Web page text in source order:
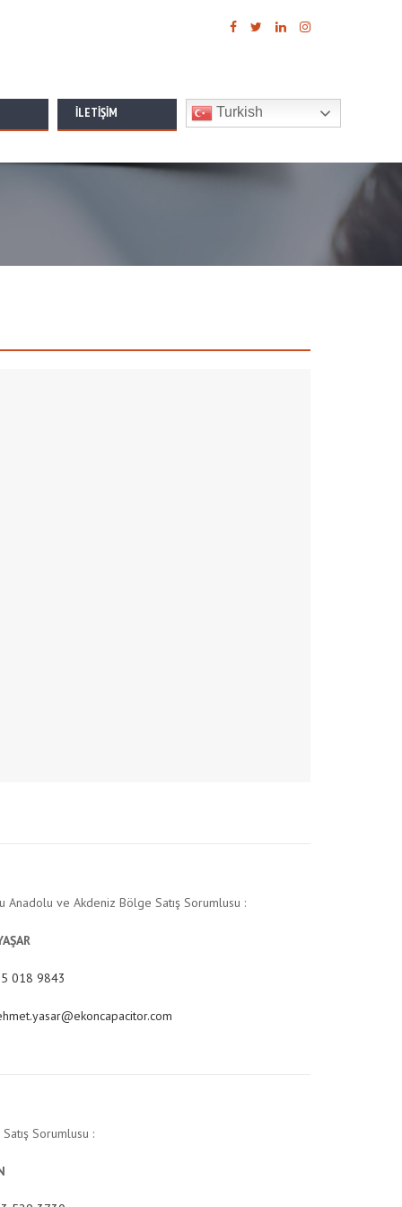
İLETIŞIM Turkish
Anadolu ve Akdeniz Bölge Satış Sorumlusu :
018 9843
Sorumlusu :